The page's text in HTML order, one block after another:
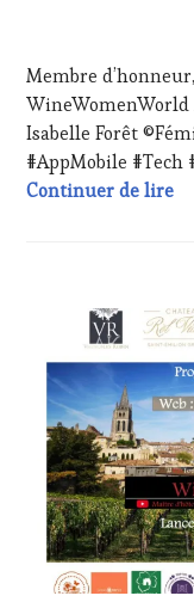
WINE
TASTING,
LIVE
MASTERCLASS ,
OENOTOURISME,
TERROIR,
RESTAURATEUR,
CHEF,
CUISINIER,
ŒNOLOGUE,
SOMMELIER,
SALONS
INTERNATIONAUX,
TASTING
MOVIE,
VIGNOBLES,
WINE
2024
Membre
WineWomenWorld
Isabelle Forêt
#AppMobile
Continuer de lire
DE
CONFORT,
CLUB
WINE
TASTING
VOUCHER,
CÔTES-
DE-
PROVENCE,